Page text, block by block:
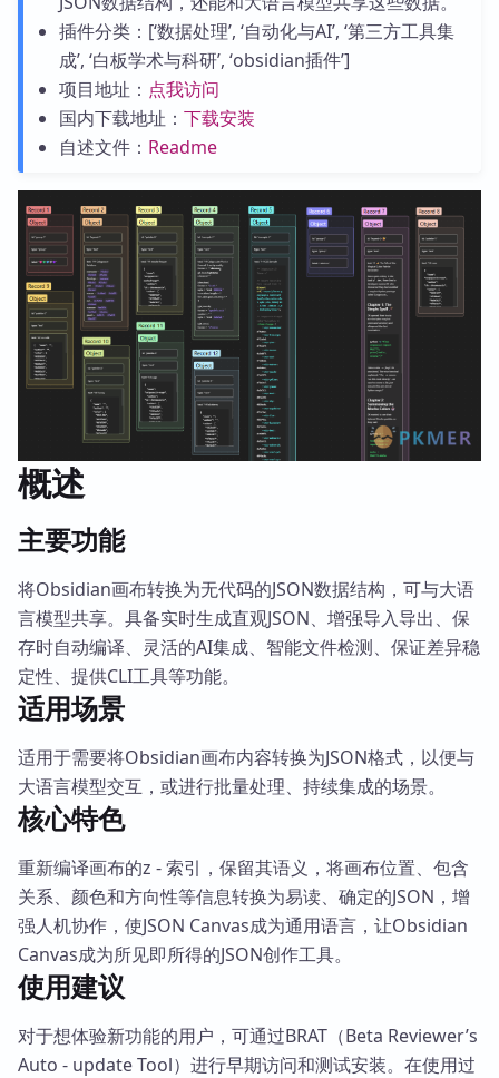
插件分类：[‘数据处理’, ‘自动化与AI’, ‘第三方工具集
成’, ‘白板学术与科研’, ‘obsidian插件’]
项目地址： 点我访问
国内下载地址： 下载安装
自述文件： Readme
概述
主要功能
将Obsidian画布转换为无代码的JSON数据结构，可与大语
言模型共享。具备实时生成直观JSON、增强导入导出、保
存时自动编译、灵活的AI集成、智能文件检测、保证差异稳
定性、提供CLI工具等功能。
适用场景
适用于需要将Obsidian画布内容转换为JSON格式，以便与
大语言模型交互，或进行批量处理、持续集成的场景。
核心特色
重新编译画布的z - 索引，保留其语义，将画布位置、包含
关系、颜色和方向性等信息转换为易读、确定的JSON，增
强人机协作，使JSON Canvas成为通用语言，让Obsidian
Canvas成为所见即所得的JSON创作工具。
使用建议
对于想体验新功能的用户，可通过BRAT（Beta Reviewer’s
Auto - update Tool）进行早期访问和测试安装。在使用过